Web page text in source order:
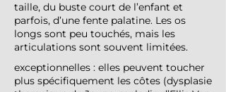
taille, du buste court de l’enfant et
parfois, d’une fente palatine. Les os
longs sont peu touchés, mais les
articulations sont souvent limitées.
exceptionnelles : elles peuvent toucher
plus spécifiquement les côtes (dysplasie